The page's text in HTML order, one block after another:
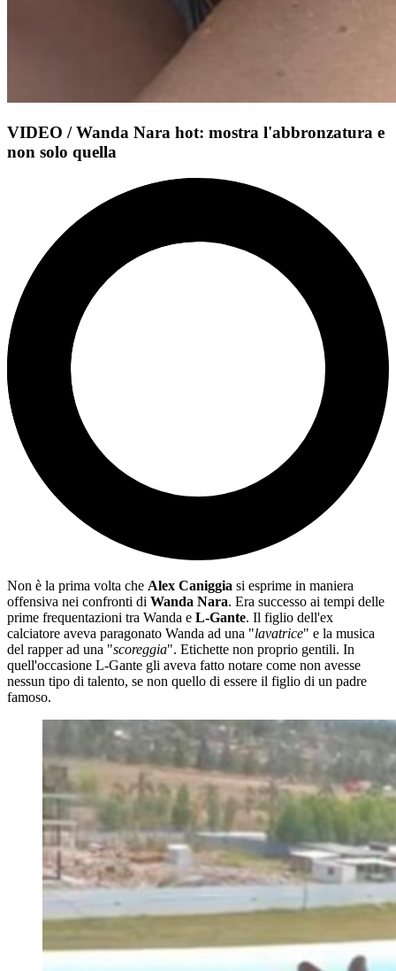
VIDEO / Wanda Nara hot: mostra l'abbronzatura e
non solo quella
Non è la prima volta che Alex Caniggia si esprime in maniera
offensiva nei confronti di Wanda Nara. Era successo ai tempi delle
prime frequentazioni tra Wanda e L-Gante. Il figlio dell'ex
calciatore aveva paragonato Wanda ad una "lavatrice" e la musica
del rapper ad una "scoreggia". Etichette non proprio gentili. In
quell'occasione L-Gante gli aveva fatto notare come non avesse
nessun tipo di talento, se non quello di essere il figlio di un padre
famoso.